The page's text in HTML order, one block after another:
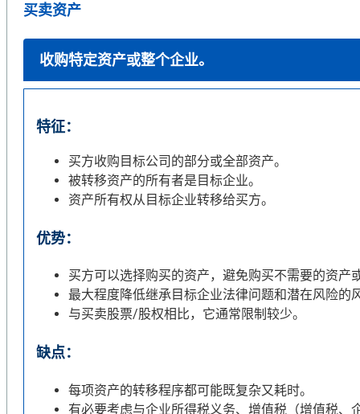
买卖资产
收购特定资产或整个企业。
特征：
买方收购目标公司的部分或全部资产。
被转移资产的所有者是目标企业。
资产所有权从目标企业转移给买方。
优势：
买方可以选择购买的资产，避免购买不需要的资产
最大程度降低继承目标企业法律问题和潜在风险的
与买卖股票/股权相比，它通常限制较少。
缺点：
每项资产的转移程序都可能既复杂又耗时。
有必要考虑与企业所得税义务、增值税（增值税、